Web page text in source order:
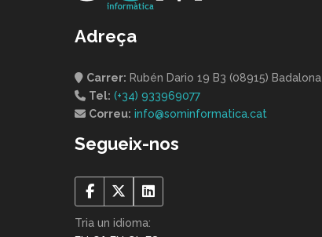
Adreça
Carrer: Rubén Dario 19 B3 (08915) Badalona
Tel: (+34) 933969077
Correu: info@sominformatica.cat
Segueix-nos
Tria un idioma: